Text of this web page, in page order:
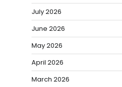
July 2026
June 2026
May 2026
April 2026
March 2026